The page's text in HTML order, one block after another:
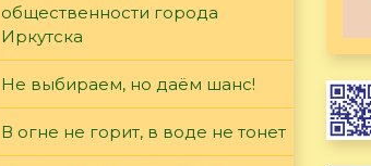
общественности города
Иркутска
Не выбираем, но даём шанс!
В огне не горит, в воде не тонет